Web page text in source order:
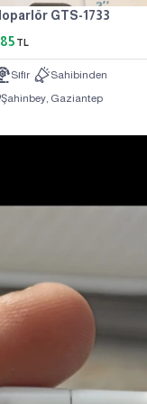
GTS-1733
TL
Sıfır
Sahibinden
Şahinbey, Gaziantep